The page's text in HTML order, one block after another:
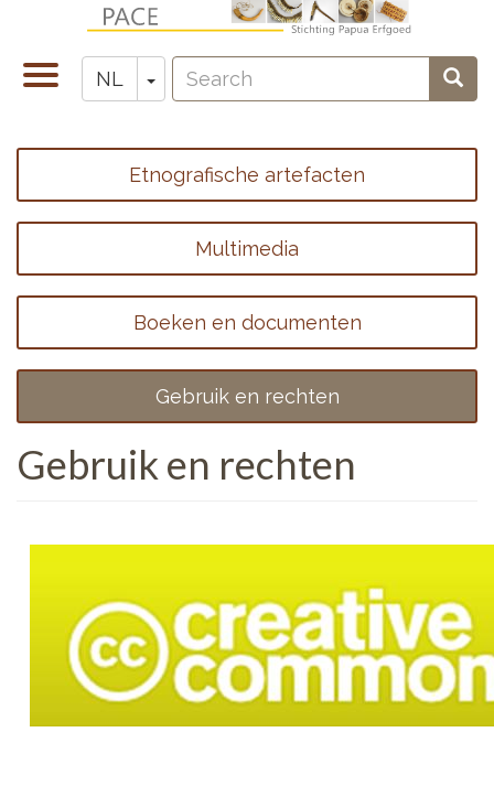
naarNavigatie
wisselen
NL Toggle Dropdown
Zoeken
Search
Footer
menu
1
Etnografische artefacten
Multimedia
Boeken en documenten
Gebruik en rechten
Gebruik en rechten